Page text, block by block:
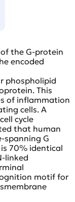
of the G-protein
encoded
phospholipid
This
of inflammation
cells. A
cycle
that human
spanning G
70% identical
linked
motif for